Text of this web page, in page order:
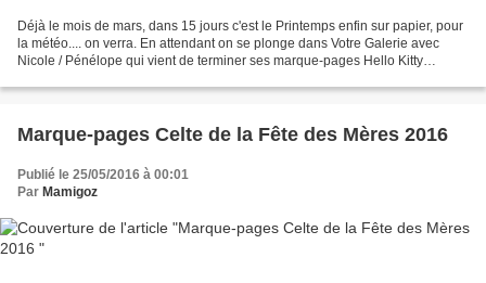
Déjà le mois de mars, dans 15 jours c'est le Printemps enfin sur papier, pour
la météo.... on verra. En attendant on se plonge dans Votre Galerie avec
Nicole / Pénélope qui vient de terminer ses marque-pages Hello Kitty
Marque-pages Celte de la Fête des Mères 2016
Publié le 25/05/2016 à 00:01
Par Mamigoz